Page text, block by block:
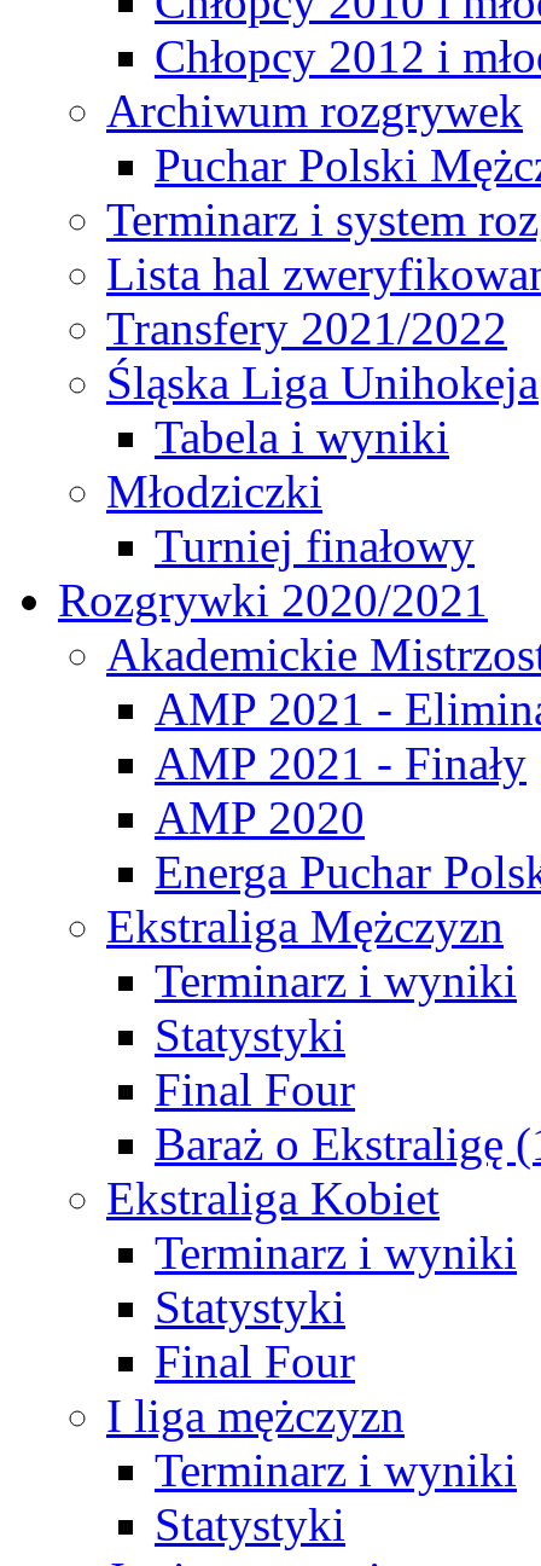
Chłopcy 2012 i
Archiwum rozgrywek
Puchar Polski
Terminarz i system
Lista hal
Transfery 2021/2022
Śląska Liga Unihokeja
Tabela i wyniki
Młodziczki
Turniej finałowy
Rozgrywki 2020/2021
Akademickie
AMP 2021 -
AMP 2021 - Finały
AMP 2020
Energa Puchar
Ekstraliga Mężczyzn
Terminarz i wyniki
Statystyki
Final Four
Baraż o Ekstraligę
Ekstraliga Kobiet
Terminarz i wyniki
Statystyki
Final Four
I liga mężczyzn
Terminarz i wyniki
Statystyki